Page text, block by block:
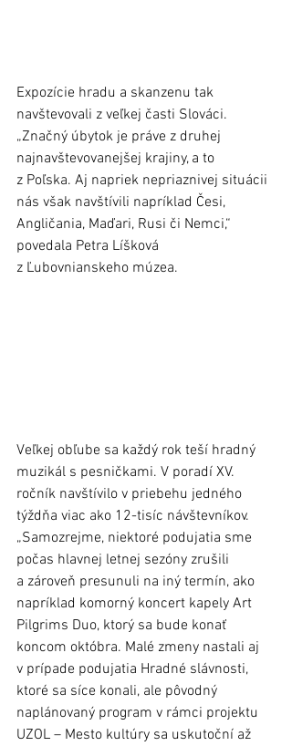
Expozície hradu a skanzenu tak
navštevovali z veľkej časti Slováci.
„Značný úbytok je práve z druhej
najnavštevovanejšej krajiny, a to
z Poľska. Aj napriek nepriaznivej situácii
nás však navštívili napríklad Česi,
Angličania, Maďari, Rusi či Nemci,“
povedala Petra Líšková
z Ľubovnianskeho múzea.
Veľkej obľube sa každý rok teší hradný
muzikál s pesničkami. V poradí XV.
ročník navštívilo v priebehu jedného
týždňa viac ako 12-tisíc návštevníkov.
„Samozrejme, niektoré podujatia sme
počas hlavnej letnej sezóny zrušili
a zároveň presunuli na iný termín, ako
napríklad komorný koncert kapely Art
Pilgrims Duo, ktorý sa bude konať
koncom októbra. Malé zmeny nastali aj
v prípade podujatia Hradné slávnosti,
ktoré sa síce konali, ale pôvodný
naplánovaný program v rámci projektu
UZOL – Mesto kultúry sa uskutoční až